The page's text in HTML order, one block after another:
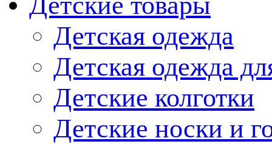
Детская одежда
Детская одежда
Детские колготки
Детские носки и